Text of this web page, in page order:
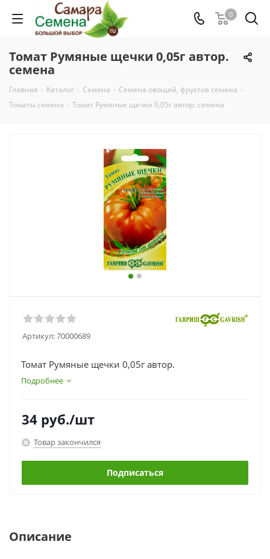
0
Томат Румяные щечки 0,05г автор.
семена
Главная - Каталог - Семена - Семена овощей, фруктов семена -
Томаты семена - Томат Румяные щечки 0,05г автор. семена
Артикул:70000689
Томат Румяные щечки 0,05г автор.
Подробнее
34 руб./шт
Товар закончился
Подписаться
Описание